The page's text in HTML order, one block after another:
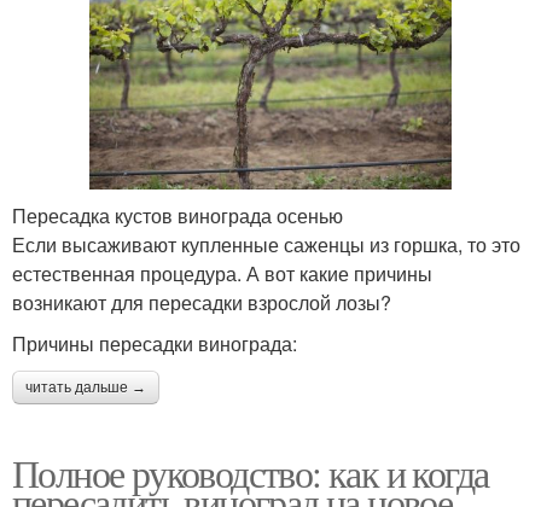
Пересадка кустов винограда осенью
Если высаживают купленные саженцы из горшка, то это
естественная процедура. А вот какие причины
возникают для пересадки взрослой лозы?
Причины пересадки винограда:
читать дальше →
Полное руководство: как и когда